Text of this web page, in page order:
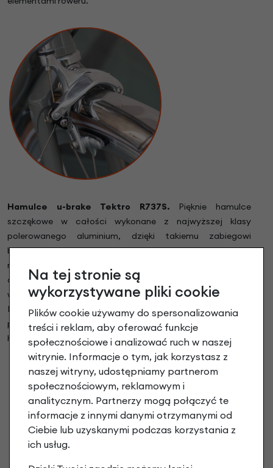
Hamulce u-brake Tektro R737S. Pięknie hamulce
szczękowe w całości wykonane z najwyższej klasy
polerowanego aluminium, dzięki takiemu zabiegowi
błyszczą się niczym chrom przy czym nie rdzewieją i nie
matowieją. Szosowy charakter hamulców
dopełnia sportowy wygląd roweru. Klocki hamulcowe z
wymiennymi okładzinami minimalizują koszty serwisu.
Płynna i wysokiej jakości regulacja hamulców pozwala na
proste i prawidłowe ustawienie odpowiedniej siły
hamowania.
Na tej stronie są
wykorzystywane pliki cookie
Plików cookie używamy do spersonalizowania
treści i reklam, aby oferować funkcje
społecznościowe i analizować ruch w naszej
witrynie. Informacje o tym, jak korzystasz z
naszej witryny, udostępniamy partnerom
społecznościowym, reklamowym i
analitycznym. Partnerzy mogą połączyć te
informacje z innymi danymi otrzymanymi od
Ciebie lub uzyskanymi podczas korzystania z
ich usług.